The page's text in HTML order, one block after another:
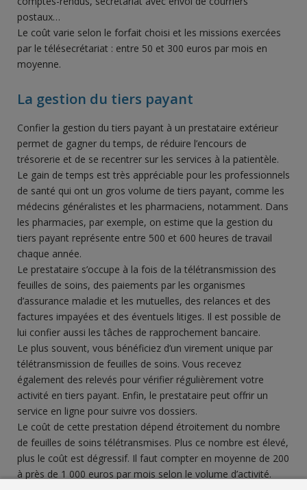
postaux…
Le coût varie selon le forfait choisi et les missions exercées
par le télésecrétariat : entre 50 et 300 euros par mois en
moyenne.
La gestion du tiers payant
Confier la gestion du tiers payant à un prestataire extérieur
permet de gagner du temps, de réduire l’encours de
trésorerie et de se recentrer sur les services à la patientèle.
Le gain de temps est très appréciable pour les professionnels
de santé qui ont un gros volume de tiers payant, comme les
médecins généralistes et les pharmaciens, notamment. Dans
les pharmacies, par exemple, on estime que la gestion du
tiers payant représente entre 500 et 600 heures de travail
chaque année.
Le prestataire s’occupe à la fois de la télétransmission des
feuilles de soins, des paiements par les organismes
d’assurance maladie et les mutuelles, des relances et des
factures impayées et des éventuels litiges. Il est possible de
lui confier aussi les tâches de rapprochement bancaire.
Le plus souvent, vous bénéficiez d’un virement unique par
télétransmission de feuilles de soins. Vous recevez
également des relevés pour vérifier régulièrement votre
activité en tiers payant. Enfin, le prestataire peut offrir un
service en ligne pour suivre vos dossiers.
Le coût de cette prestation dépend étroitement du nombre
de feuilles de soins télétransmises. Plus ce nombre est élevé,
plus le coût est dégressif. Il faut compter en moyenne de 200
à près de 1 000 euros par mois selon le volume d’activité.